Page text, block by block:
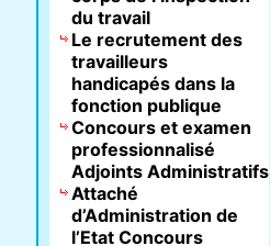
du travail
Le recrutement des
travailleurs
handicapés dans la
fonction publique
Concours et examen
professionnalisé
Adjoints Administratifs
Attaché
d’Administration de
l’Etat Concours